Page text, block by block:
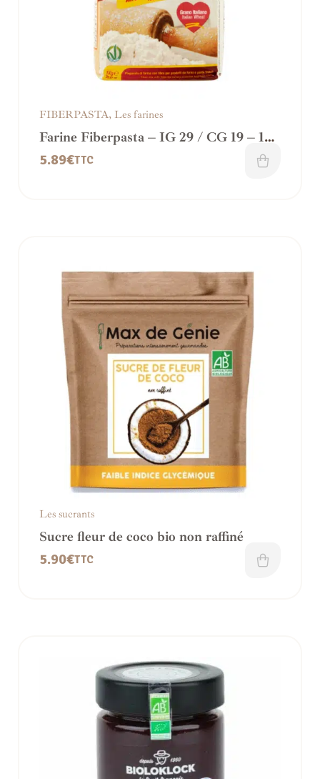
FIBERPASTA, Les farines
Farine Fiberpasta – IG 29 / CG 19 – 1
Kg
5.89€TTC
Les sucrants
Sucre fleur de coco bio non raffiné
5.90€TTC